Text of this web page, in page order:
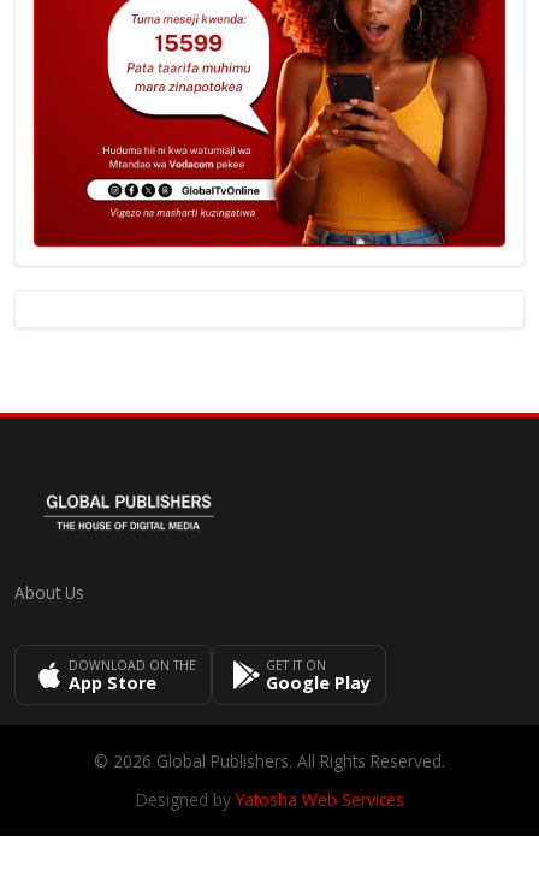
About Us
DOWNLOAD ON THE
App Store
GET IT ON
Google Play
© 2026 Global Publishers. All Rights Reserved.
Designed byYatosha Web Services